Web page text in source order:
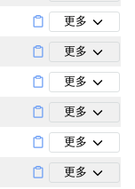
更多
更多
更多
更多
更多
更多